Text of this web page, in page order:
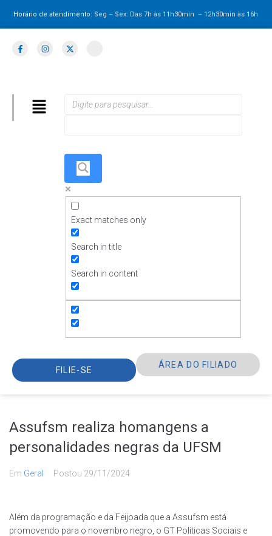
Horário de atendimento: Seg – Sex: Das 7h às 11h30min – 12h30minàs 16h
Exact matches only
Search in title
Search in content
FILIE-SE
ÁREA DO FILIADO
Assufsm realiza homangens a
personalidades negras da UFSM
Em Geral Postou 29/11/2024
Além da programação e da Feijoada que a Assufsm está
promovendo para o novembro negro, o GT Políticas Sociais e